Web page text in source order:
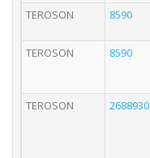
TEROSON
8590
TEROSON 8590
TEROSON
2688930